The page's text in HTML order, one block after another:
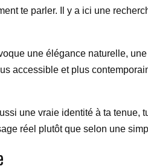
te parler. Il y a ici une
une élégance naturelle,
accessible et plus
une vraie identité à ta tenue,
réel plutôt que selon une